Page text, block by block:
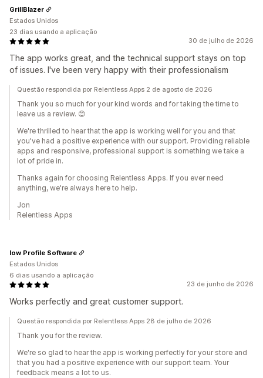
30 de julho de 2026
The app works great, and the technical support stays on top
of issues. I've been very happy with their professionalism
GrillBlazer
Estados Unidos
23 dias usando a aplicação
Questão respondida por Relentless Apps 2 de agosto de 2026
Thank you so much for your kind words and for taking the time to
leave us a review. 😊
We're thrilled to hear that the app is working well for you and that
you've had a positive experience with our support. Providing reliable
apps and responsive, professional support is something we take a
lot of pride in.
Thanks again for choosing Relentless Apps. If you ever need
anything, we're always here to help.
Jon
Relentless Apps
23 de junho de 2026
Works perfectly and great customer support.
low Profile Software
Estados Unidos
6 dias usando a aplicação
Questão respondida por Relentless Apps 28 de julho de 2026
Thank you for the review.
We're so glad to hear the app is working perfectly for your store and
that you had a positive experience with our support team. Your
feedback means a lot to us.